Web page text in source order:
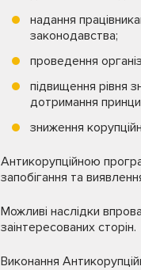
надання
законодавства;
проведення
підвищення рівня
дотримання
зниження
Антикорупційною
запобігання та
Можливі наслідки
заінтересованих сторін.
Виконання